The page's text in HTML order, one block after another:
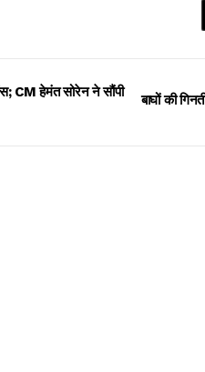
CM हेमंत सोरेन ने सौंपी
बाघों की